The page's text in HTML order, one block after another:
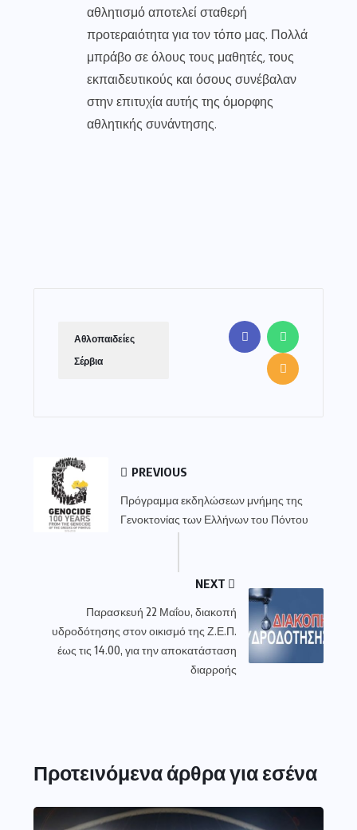
αθλητισμό αποτελεί σταθερή
προτεραιότητα για τον τόπο μας. Πολλά
μπράβο σε όλους τους μαθητές, τους
εκπαιδευτικούς και όσους συνέβαλαν
στην επιτυχία αυτής της όμορφης
αθλητικής συνάντησης.
Αθλοπαιδείες
Σέρβια
PREVIOUS
Πρόγραμμα εκδηλώσεων μνήμης της
Γενοκτονίας των Ελλήνων του Πόντου
NEXT
Παρασκευή 22 Μαΐου, διακοπή
υδροδότησης στον οικισμό της Ζ.Ε.Π.
έως τις 14.00, για την αποκατάσταση
διαρροής
Προτεινόμενα άρθρα για εσένα